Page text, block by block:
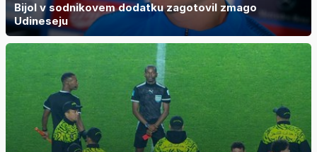
Bijol v sodnikovem dodatku zagotovil zmago
Udineseju